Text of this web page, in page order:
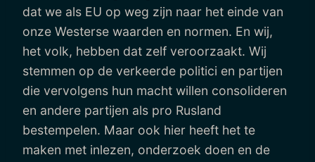
dat we als EU op weg zijn naar het einde van
onze Westerse waarden en normen. En wij,
het volk, hebben dat zelf veroorzaakt. Wij
stemmen op de verkeerde politici en partijen
die vervolgens hun macht willen consolideren
en andere partijen als pro Rusland
bestempelen. Maar ook hier heeft het te
maken met inlezen, onderzoek doen en de